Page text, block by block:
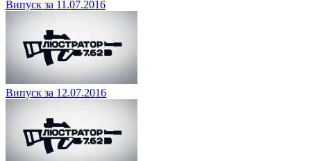
Випуск за 11.07.2016
Випуск за 12.07.2016